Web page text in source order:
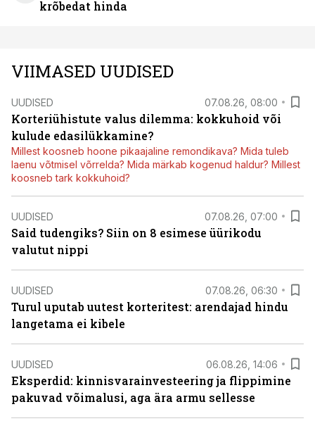
krõbedat hinda
VIIMASED UUDISED
UUDISED 07.08.26, 08:00
Korteriühistute valus dilemma: kokkuhoid või
kulude edasilükkamine?
Millest koosneb hoone pikaajaline remondikava? Mida tuleb
laenu võtmisel võrrelda? Mida märkab kogenud haldur? Millest
koosneb tark kokkuhoid?
UUDISED 07.08.26, 07:00
Said tudengiks? Siin on 8 esimese üürikodu
valutut nippi
UUDISED 07.08.26, 06:30
Turul uputab uutest korteritest: arendajad hindu
langetama ei kibele
UUDISED 06.08.26, 14:06
Eksperdid: kinnisvarainvesteering ja flippimine
pakuvad võimalusi, aga ära armu sellesse